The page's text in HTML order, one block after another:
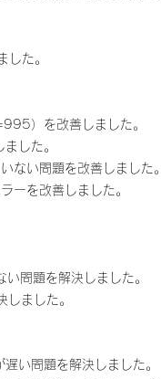
した。
）を改善しました。
した。
ない問題を改善しました。
ーを改善しました。
問題を解決しました。
ました。
い問題を解決しました。